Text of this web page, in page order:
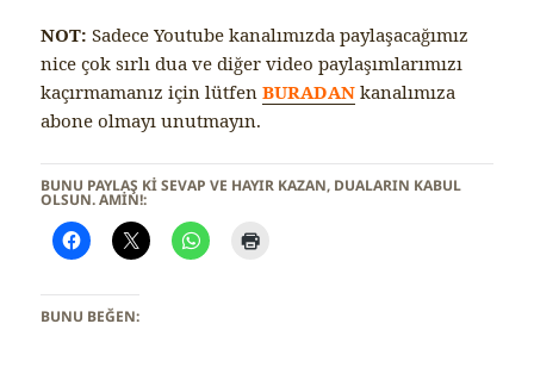
NOT: Sadece Youtube kanalımızda paylaşacağımız
nice çok sırlı dua ve diğer video paylaşımlarımızı
kaçırmamanız için lütfenBURADAN kanalımıza
abone olmayı unutmayın.
BUNU PAYLAŞ KI SEVAP VE HAYIR KAZAN, DUALARIN KABUL
OLSUN. AMİN!:
BUNU BEĞEN: